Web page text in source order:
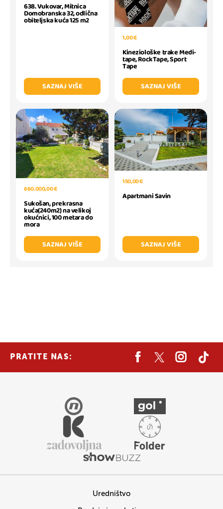
638. Vukovar, Mitnica
Domobranska 32, odlična
obiteljska kuća 125 m2
SAZNAJ VIŠE
1,00 €
Kineziološke trake Medi-
tape, RockTape, Sport
Tape
SAZNAJ VIŠE
660.000,00 €
Sukošan, prekrasna
kuća(240m2) na velikoj
okućnici, 100 metara do
mora
SAZNAJ VIŠE
150,00 €
Apartmani Savin
SAZNAJ VIŠE
PRATITE NAS:
Uredništvo